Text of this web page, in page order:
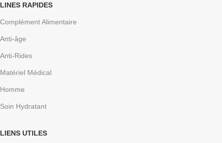
LINES RAPIDES
Complément Alimentaire
Anti-âge
Anti-Rides
Matériel Médical
Homme
Soin Hydratant
LIENS UTILES